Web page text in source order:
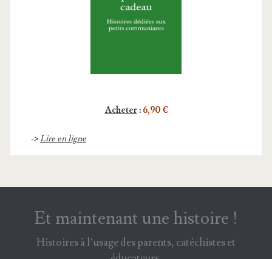
Acheter: 6,90 €
->Lire en ligne
Et maintenant une histoire !
Histoires à l’usage des parents, catéchistes et